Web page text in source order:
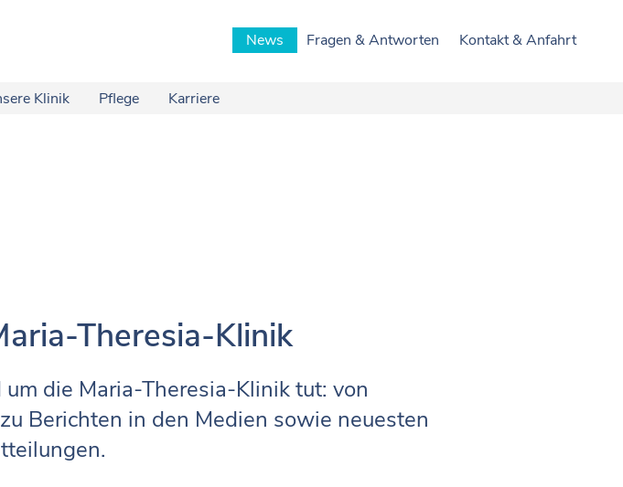
News Fragen & Antworten Kontakt & Anfahrt
Klinik Pflege Karriere
Theresia-Klinik
die Maria-Theresia-Klinik tut: von
Berichten in den Medien sowie neuesten